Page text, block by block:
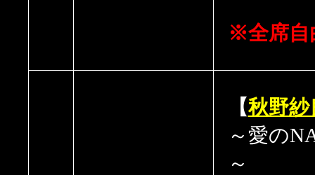
※全席自
【秋野紗
～愛の
～